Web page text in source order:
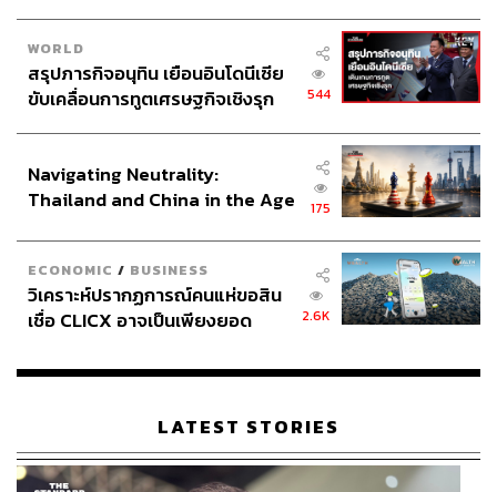
WORLD
สรุปภารกิจอนุทิน เยือนอินโดนีเซีย
ขับเคลื่อนการทูตเศรษฐกิจเชิงรุก
544
Navigating Neutrality:
Thailand and China in the Age
175
ECONOMIC / BUSINESS
วิเคราะห์ปรากฏการณ์คนแห่ขอสิน
เชื่อ CLICX อาจเป็นเพียงยอด
เรือนไทยที่ถูกซุกไว้
2.6K
LATEST STORIES